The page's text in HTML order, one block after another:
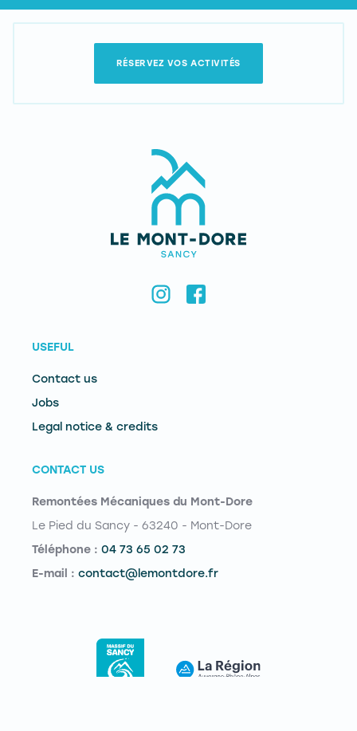
RÉSERVEZ VOS ACTIVITÉS
USEFUL
Contact us
Jobs
Legal notice & credits
CONTACT US
Remontées Mécaniques du Mont-Dore
Le Pied du Sancy - 63240 - Mont-Dore
Téléphone : 04 73 65 02 73
E-mail : contact@lemontdore.fr